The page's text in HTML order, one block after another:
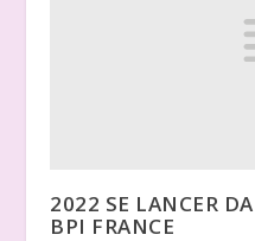
2022 SE LANCER
BPI FRANCE